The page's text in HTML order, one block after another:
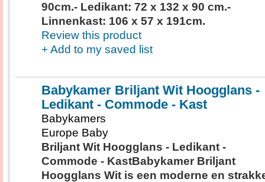
90cm.- Ledikant: 72 x 132 x 90 cm.-
Linnenkast: 106 x 57 x 191cm.
Review this product
+ Add to my saved list
Babykamer Briljant Wit Hoogglans -
Ledikant - Commode - Kast
Babykamers
Europe Baby
Briljant Wit Hoogglans - Ledikant -
Commode - KastBabykamer Briljant
Hoogglans Wit is een moderne en